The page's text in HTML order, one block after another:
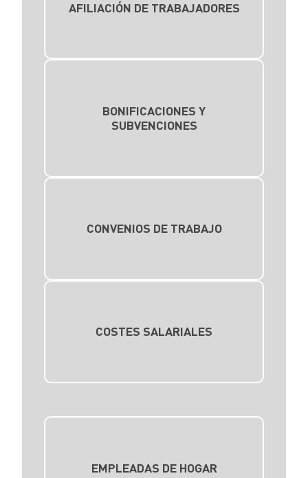
AFILIACIÓN DE TRABAJADORES
BONIFICACIONES Y
SUBVENCIONES
CONVENIOS DE TRABAJO
COSTES SALARIALES
EMPLEADAS DE HOGAR